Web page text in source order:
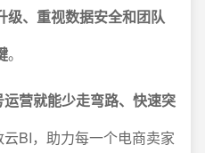
级、重视数据安全和团队
。
营就能少走弯路、快速突
BI，助力每一个电商卖家